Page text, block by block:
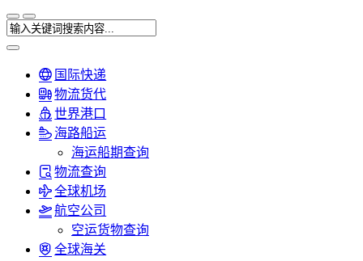
国际快递
物流货代
世界港口
海路船运
海运船期查询
物流查询
全球机场
航空公司
空运货物查询
全球海关